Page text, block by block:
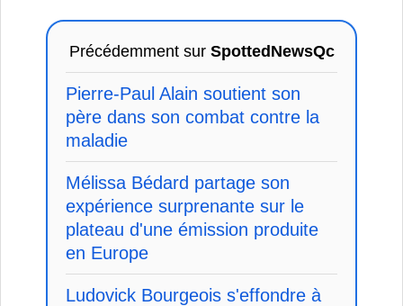
Précédemment sur SpottedNewsQc
Pierre-Paul Alain soutient son
père dans son combat contre la
maladie
Mélissa Bédard partage son
expérience surprenante sur le
plateau d'une émission produite
en Europe
Ludovick Bourgeois s'effondre à